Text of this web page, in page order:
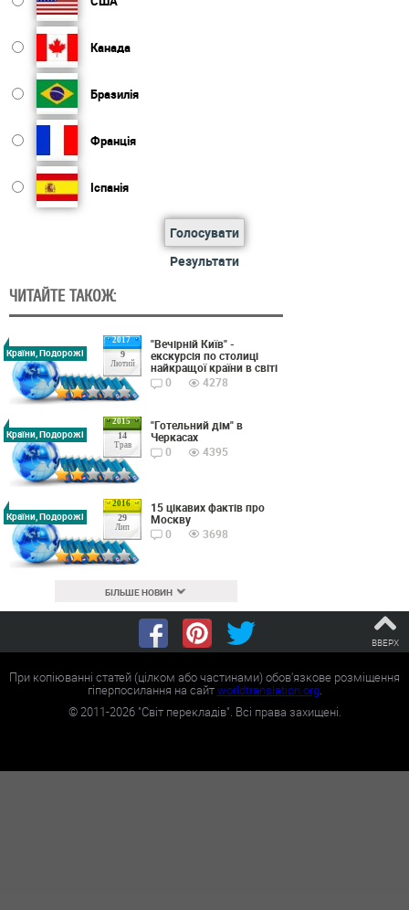
Канада
Бразилія
Франція
Іспанія
Голосувати
Результати
ЧИТАЙТЕ ТАКОЖ:
2017
9
Лютий
Країни, Подорожі
"Вечірній Київ" -
екскурсія по столиці
найкращої країни в світі
0
4278
2015
14
Трав
Країни, Подорожі
"Готельний дім" в
Черкасах
0
4395
2016
29
Лип
Країни, Подорожі
15 цікавих фактів про
Москву
0
3698
БІЛЬШЕ НОВИН
ВВЕРХ
При копіюванні статей (цілком або частинами) обов'язкове розміщення
гіперпосилання на сайтworldtranslation.org.
©2011-2026"Світ перекладів". Всі права захищені.